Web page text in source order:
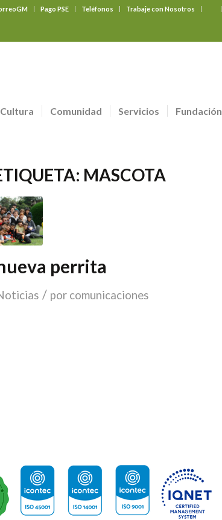
Pago PSE Teléfonos Trabaje con Nosotros
Cultura Comunidad Servicios Fundación
MASCOTA
perrita
/ por comunicaciones